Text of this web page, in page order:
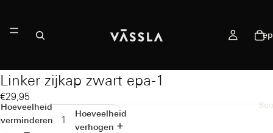
Linker zijkap zwart epa-1
€29,95
Hoeveelheid
verminderen
Hoeveelheid
verhogen